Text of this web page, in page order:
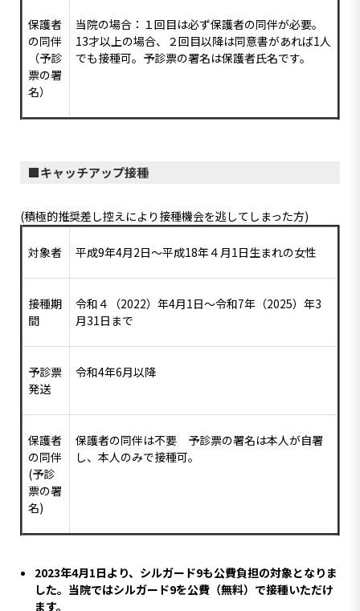
保護者
の同伴
（予診
票の署
名）
当院の場合：１回目は必ず保護者の同伴が必要。
13才以上の場合、２回目以降は同意書があれば1人
でも接種可。予診票の署名は保護者氏名です。
キャッチアップ接種
(積極的推奨差し控えにより接種機会を逃してしまった方)
対象者 平成9年4月2日〜平成18年４月1日生まれの女性
接種期
間
令和４（2022）年4月1日〜令和7年（2025）年3
月31日まで
予診票
発送
令和4年6月以降
保護者
の同伴
(予診
票の署
名)
保護者の同伴は不要 予診票の署名は本人が自署
し、本人のみで接種可。
2023年4月1日より、シルガード9も公費負担の対象となりま
した。当院ではシルガード9を公費（無料）で接種いただけ
ます。